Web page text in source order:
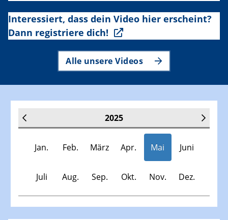
Interessiert, dass dein Video hier erscheint?
Dann registriere dich!
Alle unsere Videos
2025
Jan. Feb. März Apr. Mai Juni
Juli Aug. Sep. Okt. Nov. Dez.